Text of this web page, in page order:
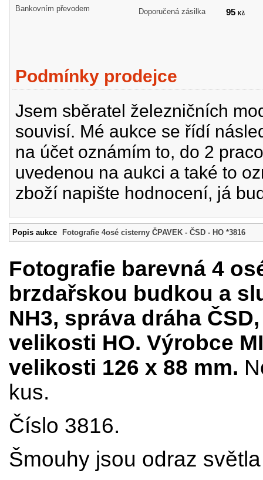
Bankovním převodem
Doporučená zásilka 95 Kč
Podmínky prodejce
Jsem sběratel železničních
souvisí. Mé aukce se řídí
na účet oznámím to, do 2
uvedenou na aukci a také to
zboží napište hodnocení, já
Popis aukce Fotografie 4osé cisterny ČPAVEK - ČSD - HO *3816
Fotografie barevná 4
brzdařskou budkou a
NH3, správa dráha
velikosti HO. Výrobce
velikosti 126 x 88 mm.
kus.
Číslo 3816.
Šmouhy jsou odraz